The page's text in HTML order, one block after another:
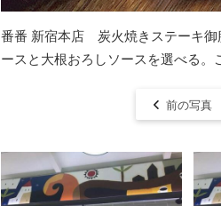
番番 新宿本店 炭火焼きステーキ
ースと大根おろしソースを選べる。
前の写真